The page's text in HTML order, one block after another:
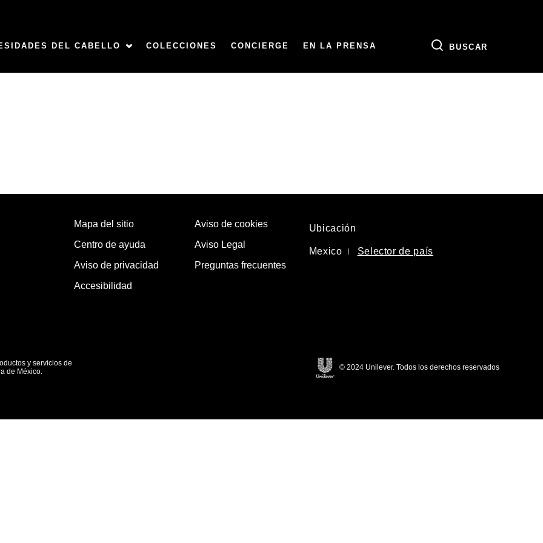
DEL CABELLO COLECCIONES CONCIERGE EN LA PRENSA BUSCAR
Mapa del sitio
Centro de ayuda
Aviso de privacidad
Accesibilidad
Aviso de cookies
Aviso Legal
Preguntas frecuentes
Ubicación
Mexico Selector de país
y servicios de
de México.
© 2024 Unilever. Todos los derechos reservados